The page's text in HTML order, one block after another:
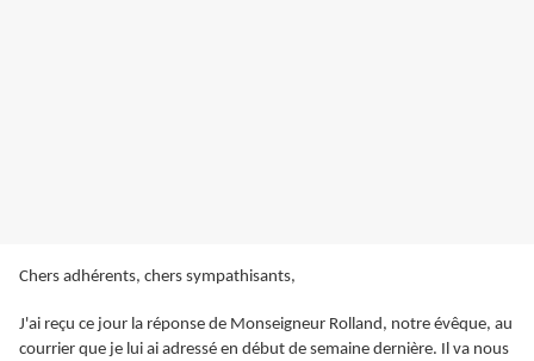
Chers adhérents, chers sympathisants,
J'ai reçu ce jour la réponse de Monseigneur Rolland, notre évêque, au
courrier que je lui ai adressé en début de semaine dernière. Il va nous